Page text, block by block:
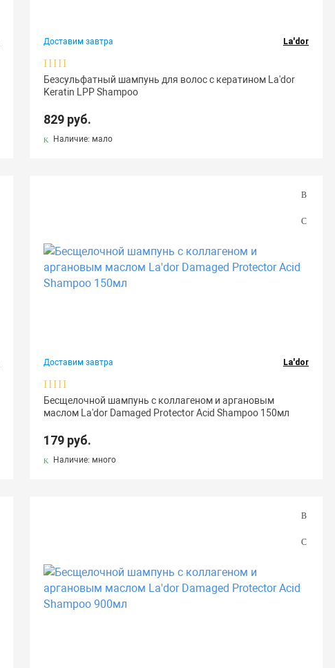
Доставим завтра La'dor
Безсульфатный шампунь для волос с кератином La'dor
Keratin LPP Shampoo
829 руб.
Наличие: мало
Доставим завтра La'dor
Бесщелочной шампунь с коллагеном и аргановым
маслом La'dor Damaged Protector Acid Shampoo 150мл
179 руб.
Наличие: много